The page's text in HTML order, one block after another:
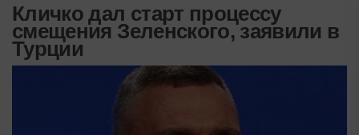
Кличко дал старт процессу
смещения Зеленского, заявили в
Турции